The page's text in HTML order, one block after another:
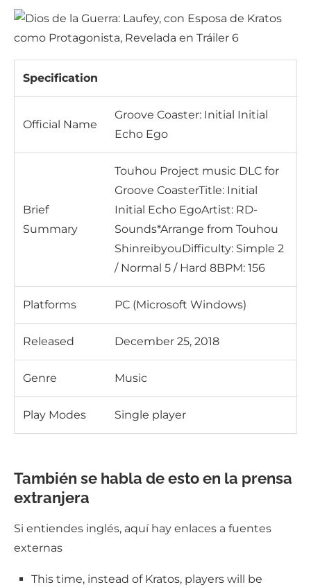
Specification
Official Name
Groove Coaster: Initial Initial
Echo Ego
Brief
Summary
Touhou Project music DLC for
Groove CoasterTitle: Initial
Initial Echo EgoArtist: RD-
Sounds*Arrange from Touhou
ShinreibyouDifficulty: Simple 2
/ Normal 5 / Hard 8BPM: 156
Platforms PC (Microsoft Windows)
Released December 25, 2018
Genre Music
Play Modes Single player
También se habla de esto en la prensa
extranjera
Si entiendes inglés, aquí hay enlaces a fuentes
externas
This time, instead of Kratos, players will be